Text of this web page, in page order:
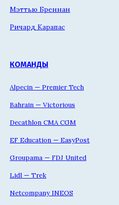
Мэттью Бреннан
Ричард Карапас
КОМАНДЫ
Alpecin — Premier Tech
Bahrain — Victorious
Decathlon CMA CGM
EF Education — EasyPost
Groupama — FDJ United
Lidl — Trek
Netcompany INEOS